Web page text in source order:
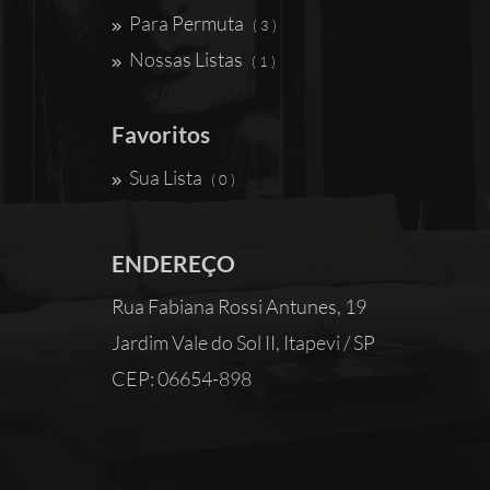
Para Permuta ( 3 )
Nossas Listas ( 1 )
Favoritos
Sua Lista ( 0 )
ENDEREÇO
Rua Fabiana Rossi Antunes, 19
Jardim Vale do Sol II, Itapevi / SP
CEP: 06654-898